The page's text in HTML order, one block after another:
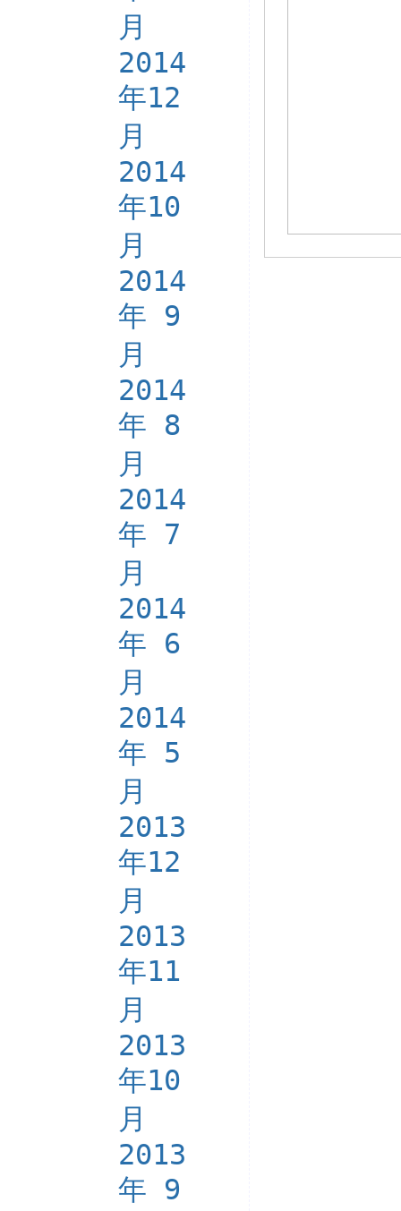
月
2014
年12
月
2014
年10
月
2014
年 9
月
2014
年 8
月
2014
年 7
月
2014
年 6
月
2014
年 5
月
2013
年12
月
2013
年11
月
2013
年10
月
2013
年 9